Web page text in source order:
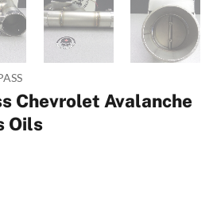
Chevrolet Avalanche
Oils